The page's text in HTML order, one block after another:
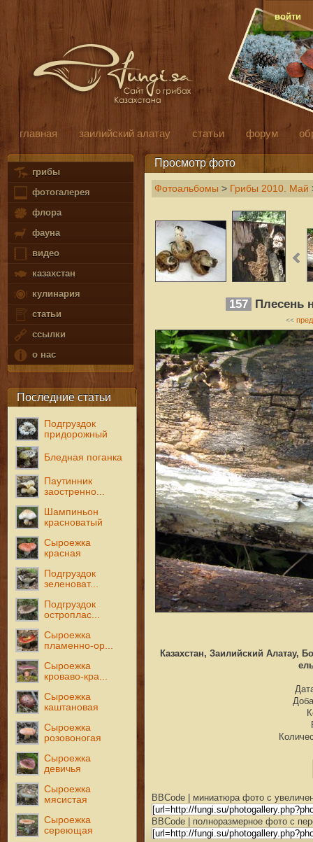
войти
главная заилийский алатау статьи форум
грибы
фотогалерея
флора
фауна
видео
казахстан
кулинария
статьи
ссылки
о нас
Последние статьи
Подгруздок
придорожный
Бледная поганка
Паутинник
заостренно...
Шампиньон
красноватый
Сыроежка
красная
Подгруздок
зеленоват...
Подгруздок
остроплас...
Сыроежка
пламенно-ор...
Сыроежка
кроваво-кра...
Сыроежка
каштановая
Сыроежка
розовоногая
Сыроежка
девичья
Сыроежка
мясистая
Сыроежка
сереющая
Просмотр фото
Фотоальбомы > Грибы 2010. Май
157 Плесень
<<
Казахстан, Заилийский Алатау,
BBCode | миниатюра фото с
BBCode | полноразмерное фото с